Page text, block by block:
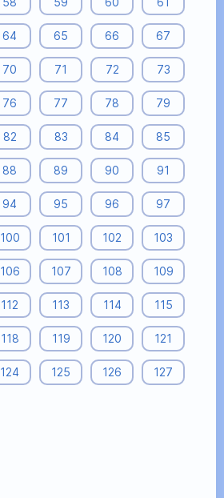
64 65 66 67
70 71 72 73
76 77 78 79
82 83 84 85
88 89 90 91
94 95 96 97
100 101 102 103
106 107 108 109
112 113 114 115
118 119 120 121
124 125 126 127